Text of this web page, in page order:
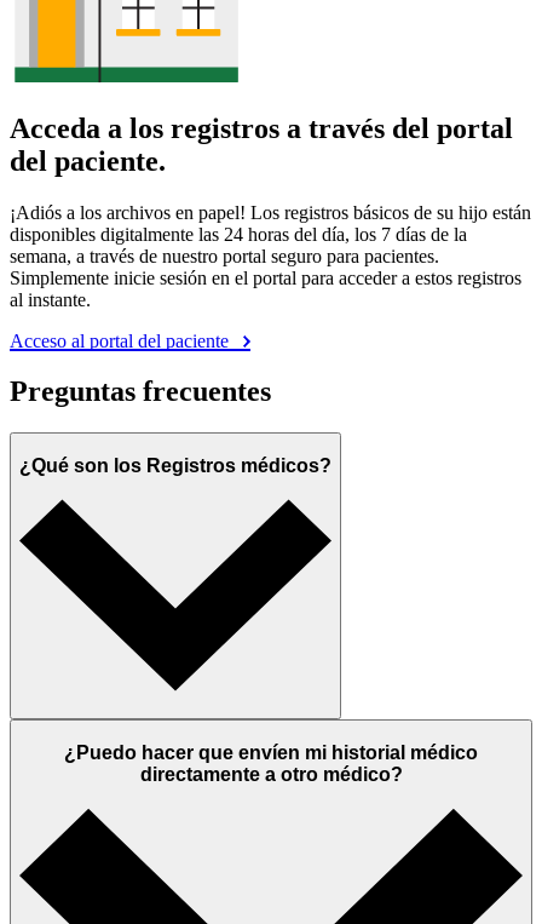
Acceda a los registros a través del portal
del paciente.
¡Adiós a los archivos en papel! Los registros básicos de su hijo están
disponibles digitalmente las 24 horas del día, los 7 días de la
semana, a través de nuestro portal seguro para pacientes.
Simplemente inicie sesión en el portal para acceder a estos registros
al instante.
Acceso al portal del paciente
Preguntas frecuentes
¿Qué son los Registros médicos?
¿Puedo hacer que envíen mi historial médico
directamente a otro médico?